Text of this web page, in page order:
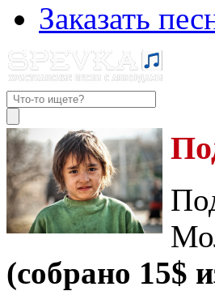
Заказать
(собрано 15$